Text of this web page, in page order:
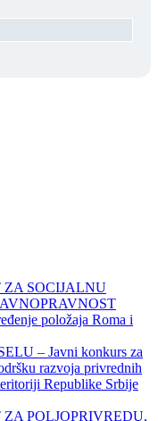
ZA SOCIJALNU
položaja Roma i
– Javni konkurs za
razvoja privrednih
Republike Srbije
POLJOPRIVREDU,